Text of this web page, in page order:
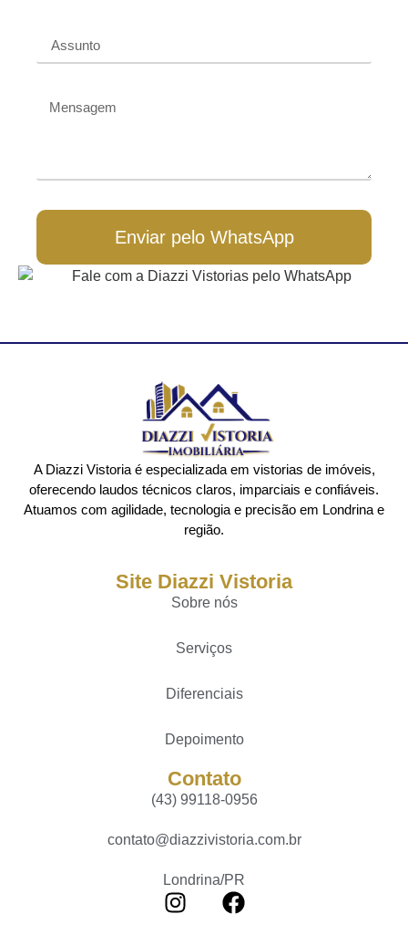
Enviar pelo WhatsApp
A Diazzi Vistoria é especializada em vistorias de imóveis,
oferecendo laudos técnicos claros, imparciais e confiáveis.
Atuamos com agilidade, tecnologia e precisão em Londrina e
região.
Site Diazzi Vistoria
Sobre nós
Serviços
Diferenciais
Depoimento
Contato
(43) 99118-0956
contato@diazzivistoria.com.br
Londrina/PR